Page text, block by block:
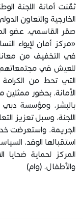
ثمّنت أمانة اللجنة
الخارجية والتعاون
صقر القاسمي، عضو
«مركز أمان لإيواء
في التخفيف من
للعيش في
التي تحط من
الأمانة، بحضور ممثلين
بالبشر، ومؤسسة دبي
اللجنة، وسبل تعزيز
الجريمة. واستعرضت
استقبالها الوفد،
المركز لحماية ضحايا
والأطفال. (وام)